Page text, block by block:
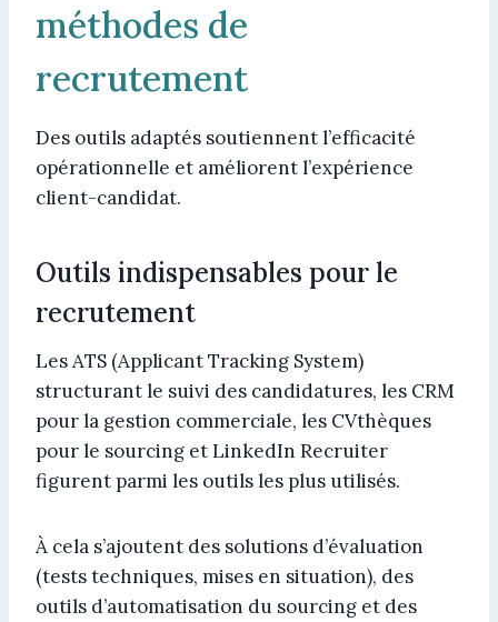
méthodes de
recrutement
Des outils adaptés soutiennent l’efficacité
opérationnelle et améliorent l’expérience
client-candidat.
Outils indispensables pour le
recrutement
Les ATS (Applicant Tracking System)
structurant le suivi des candidatures, les CRM
pour la gestion commerciale, les CVthèques
pour le sourcing et LinkedIn Recruiter
figurent parmi les outils les plus utilisés.
À cela s’ajoutent des solutions d’évaluation
(tests techniques, mises en situation), des
outils d’automatisation du sourcing et des